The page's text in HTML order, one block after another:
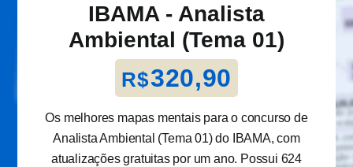
IBAMA - Analista
Ambiental (Tema 01)
R$320,90
Os melhores mapas mentais para o concurso de
Analista Ambiental (Tema 01) do IBAMA, com
atualizações gratuitas por um ano. Possui 624